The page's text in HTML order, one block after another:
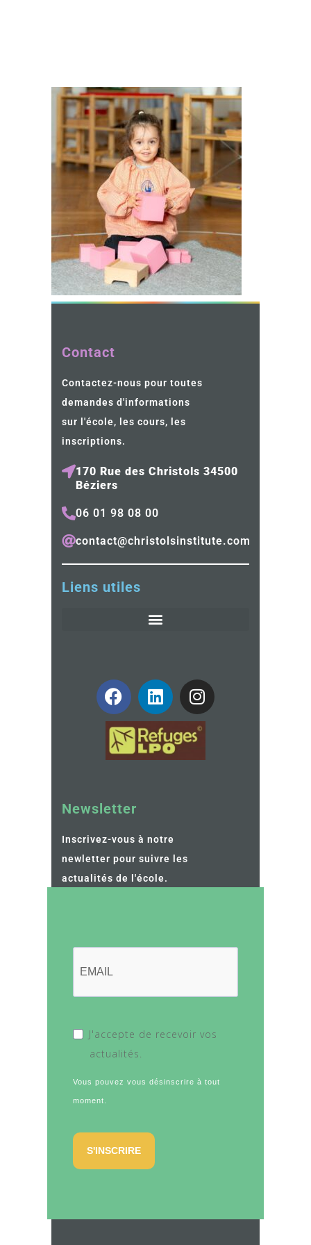
Contact
Contactez-nous pour toutes
demandes d'informations
sur l'école, les cours, les
inscriptions.
170 Rue des Christols 34500
Béziers
06 01 98 08 00
contact@christolsinstitute.com
Liens utiles
Newsletter
Inscrivez-vous à notre
newletter pour suivre les
actualités de l'école.
J'accepte de recevoir vos
actualités.
Vous pouvez vous désinscrire à tout
moment.
S'INSCRIRE